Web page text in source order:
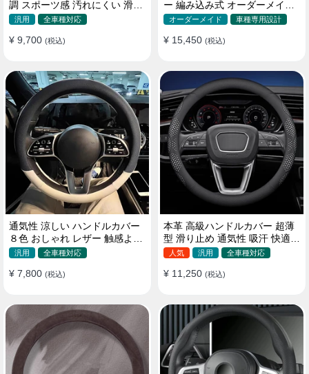
調 スポーツ感 汚れにくい 滑り
止め かっこいい 取り付け簡単
汎用 全車種対応
¥ 9,700 (税込)
ー 編み込み式 オーダーメイド
握り感抜群 操作性アップ
オーダーメイド 車種専用設計
¥ 15,450 (税込)
通気性 涼しい ハンドルカバー
８色 おしゃれ レザー 触感よく
シンブル 落ち着いた気品
汎用 全車種対応
¥ 7,800 (税込)
本革 高級ハンドルカバー 超薄
型 滑り止め 通気性 吸汗 快適
耐久性 四季汎用 35~40CM
人気 汎用 全車種対応
¥ 11,250 (税込)